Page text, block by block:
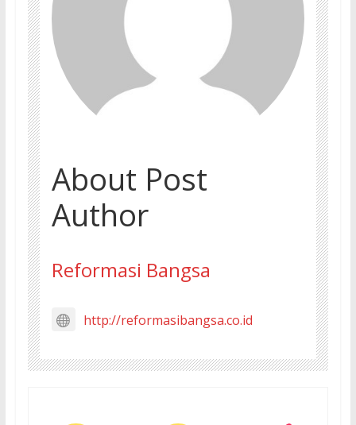
About Post
Author
Reformasi Bangsa
http://reformasibangsa.co.id